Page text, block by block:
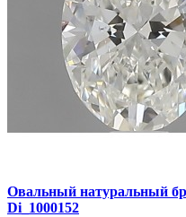
Овальный натуральный
Di_1000152